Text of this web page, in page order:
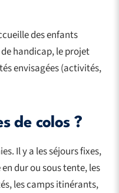
des enfants
handicap, le projet
envisagées (activités,
de colos ?
Il y a les séjours fixes,
dur ou sous tente, les
les camps itinérants,